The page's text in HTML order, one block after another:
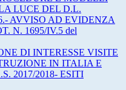
LUCE DEL D.L.
AVVISO AD EVIDENZA
N. 1695/IV.5 del
DI INTERESSE VISITE
IN ITALIA E
2017/2018- ESITI